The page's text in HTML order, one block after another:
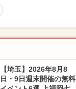
【埼玉】2026年8月8
日・9日週末開催の無料